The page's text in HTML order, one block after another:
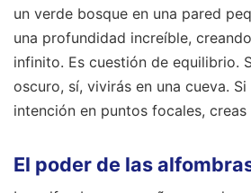
un verde bosque en una pared
una profundidad increíble,
infinito. Es cuestión de equilibrio.
oscuro, sí, vivirás en una cueva.
intención en puntos focales,
El poder de las